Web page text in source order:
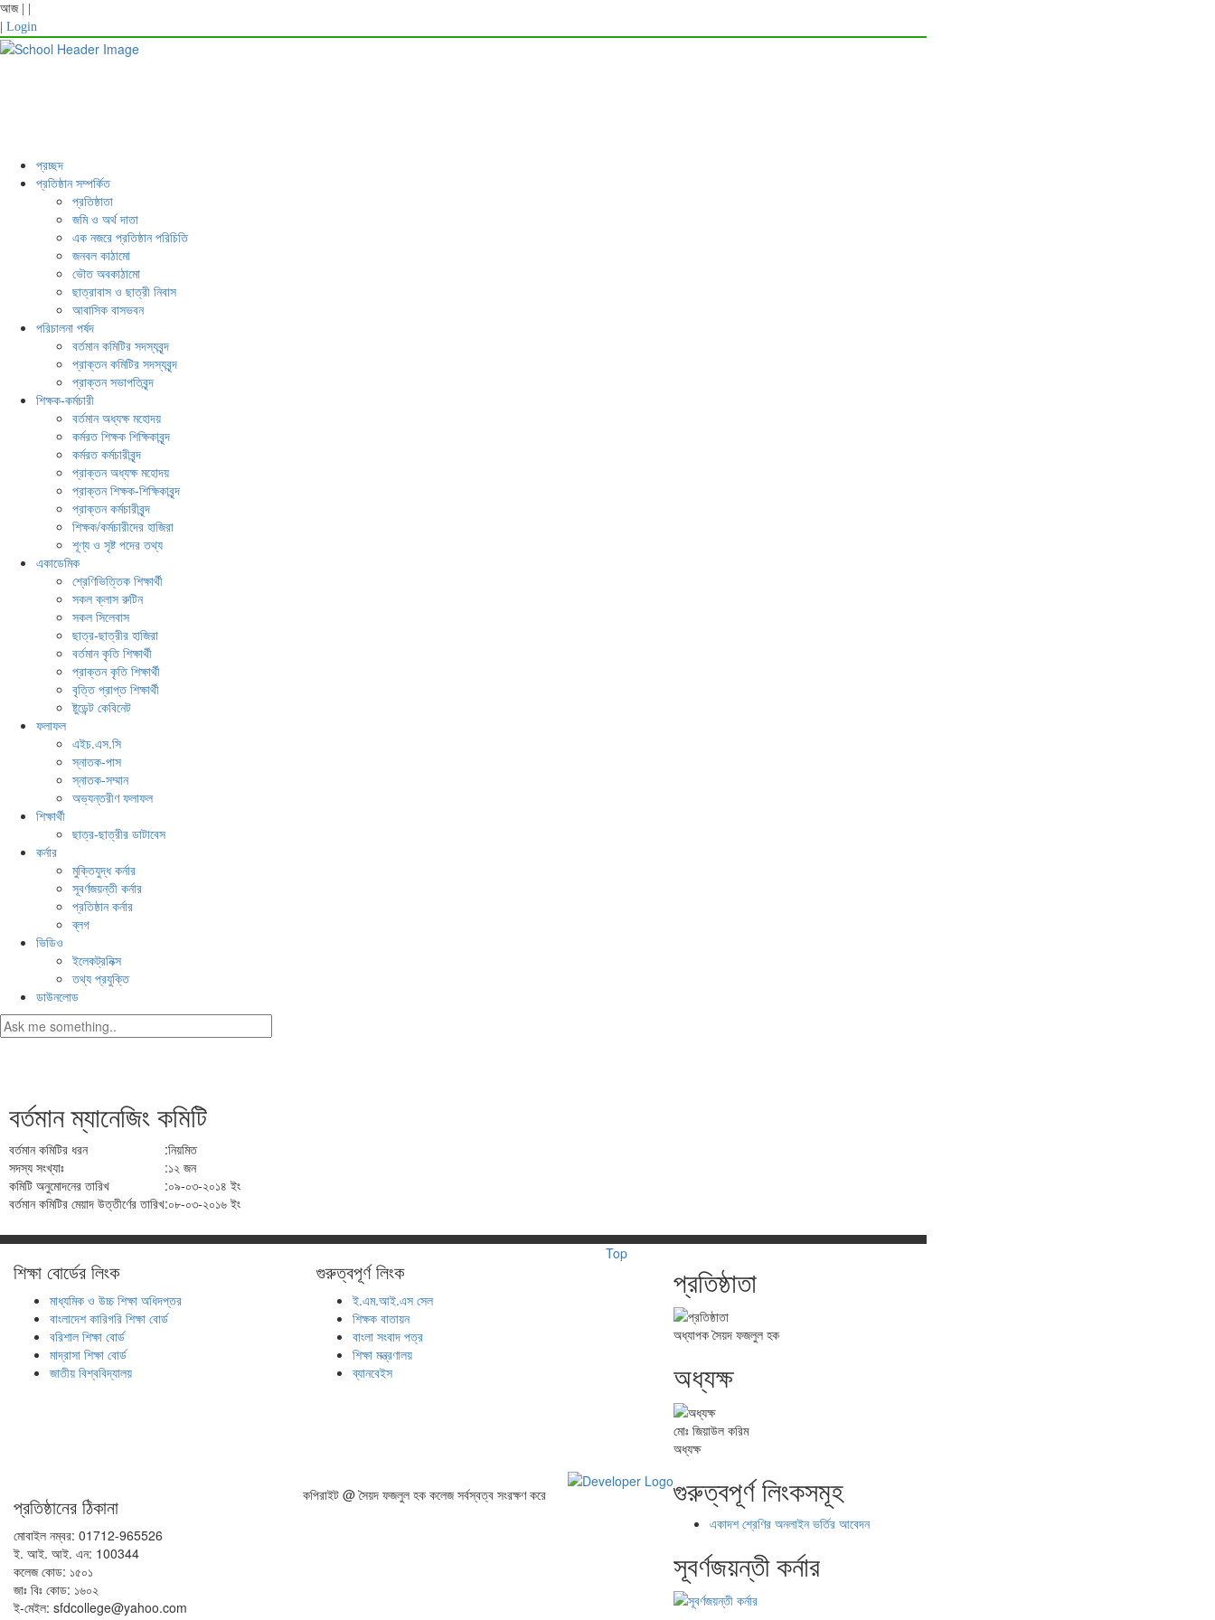
আজ
Login
প্রচ্ছদ
প্রতিষ্ঠান সম্পর্কিত
প্রতিষ্ঠাতা
জমি ও অর্থ দাতা
এক নজরে প্রতিষ্ঠান পরিচিতি
জনবল কাঠামো
ভৌত অবকাঠামো
ছাত্রাবাস ও ছাত্রী নিবাস
আবাসিক বাসভবন
পরিচালনা পর্ষদ
বর্তমান কমিটির সদস্যবৃন্দ
প্রাক্তন কমিটির সদস্যবৃন্দ
প্রাক্তন সভাপতিবৃন্দ
শিক্ষক-কর্মচারী
বর্তমান অধ্যক্ষ মহোদয়
কর্মরত শিক্ষক শিক্ষিকাবৃন্দ
কর্মরত কর্মচারীবৃন্দ
প্রাক্তন অধ্যক্ষ মহোদয়
প্রাক্তন শিক্ষক-শিক্ষিকাবৃন্দ
প্রাক্তন কর্মচারীবৃন্দ
শিক্ষক/কর্মচারীদের হাজিরা
শূণ্য ও সৃষ্ট পদের তথ্য
একাডেমিক
শ্রেণিভিত্তিক শিক্ষার্থী
সকল ক্লাস রুটিন
সকল সিলেবাস
ছাত্র-ছাত্রীর হাজিরা
বর্তমান কৃতি শিক্ষার্থী
প্রাক্তন কৃতি শিক্ষার্থী
বৃত্তি প্রাপ্ত শিক্ষার্থী
ষ্টুডেন্ট কেবিনেট
ফলাফল
এইচ.এস.সি
স্নাতক-পাস
স্নাতক-সম্মান
অভ্যন্তরীণ ফলাফল
শিক্ষার্থী
ছাত্র-ছাত্রীর ডাটাবেস
কর্নার
মুক্তিযুদ্ধ কর্নার
সূবর্ণজয়ন্তী কর্নার
প্রতিষ্ঠান কর্নার
ব্লগ
ভিডিও
ইলেকট্রনিক্স
তথ্য প্রযুক্তি
ডাউনলোড
বর্তমান ম্যানেজিং কমিটি
বর্তমান কমিটির ধরন :নিয়মিত
সদস্য সংখ্যাঃ
:১২ জন
কমিটি অনুমোদনের তারিখ
:০৯-০৩-২০১৪ ইং
বর্তমান কমিটির মেয়াদ উত্তীর্ণের তারিখ:০৮-০৩-২০১৬ ইং
প্রতিষ্ঠাতা
অধ্যাপক সৈয়দ ফজলুল হক
অধ্যক্ষ
মোঃ জিয়াউল করিম
অধ্যক্ষ
গুরুত্বপূর্ণ লিংকসমূহ
একাদশ শ্রেণির অনলাইন ভর্তির আবেদন
সূবর্ণজয়ন্তী কর্নার
শিক্ষা বোর্ডের লিংক
মাধ্যমিক ও উচ্চ শিক্ষা অধিদপ্তর
বাংলাদেশ কারিগরি শিক্ষা বোর্ড
বরিশাল শিক্ষা বোর্ড
মাদ্রাসা শিক্ষা বোর্ড
জাতীয় বিশ্ববিদ্যালয়
গুরুত্বপূর্ণ লিংক
ই.এম.আই.এস সেল
শিক্ষক বাতায়ন
বাংলা সংবাদ পত্র
শিক্ষা মন্ত্রণালয়
ব্যানবেইস
প্রতিষ্ঠানের ঠিকানা
মোবাইল নম্বর: 01712-965526
ই. আই. আই. এন: 100344
কলেজ কোড: ১৫০১
জাঃ বিঃ কোড: ১৬০২
ই-মেইল: sfdcollege@yahoo.com
কপিরাইট @ সৈয়দ ফজলুল হক কলেজ সর্বস্বত্ব সংরক্ষণ করে
Top